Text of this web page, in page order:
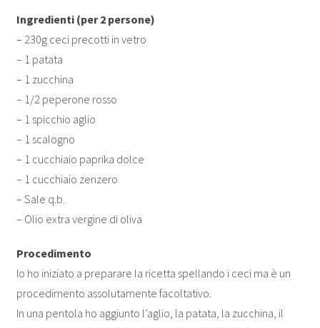
Ingredienti (per 2 persone)
– 230g ceci precotti in vetro
– 1 patata
– 1 zucchina
– 1/2 peperone rosso
– 1 spicchio aglio
– 1 scalogno
– 1 cucchiaio paprika dolce
– 1 cucchiaio zenzero
– Sale q.b.
– Olio extra vergine di oliva
Procedimento
Io ho iniziato a preparare la ricetta spellando i ceci ma è un
procedimento assolutamente facoltativo.
In una pentola ho aggiunto l’aglio, la patata, la zucchina, il